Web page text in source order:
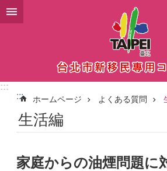
メインコンテンツブロックにスキップ
:::
:::
ホームページ よくある質問
生活編
家庭からの油煙問題に